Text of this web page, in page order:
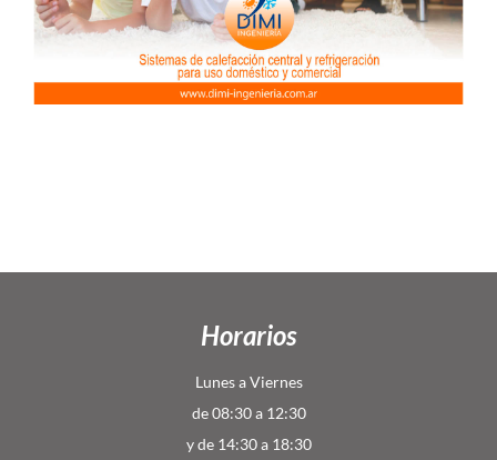
Horarios
Lunes a Viernes
de 08:30 a 12:30
y de 14:30 a 18:30